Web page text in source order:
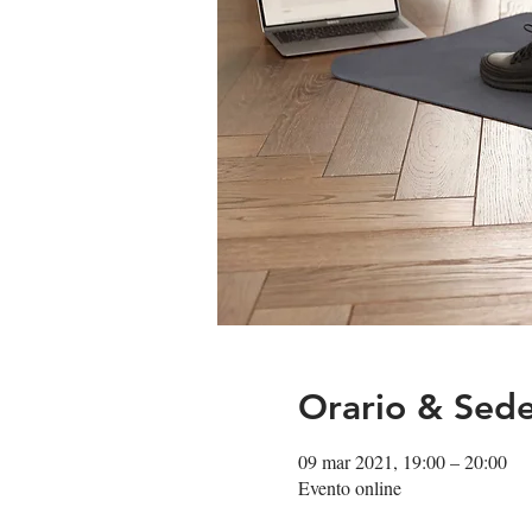
Orario &
09 mar 2021, 19:00 – 20:00
Evento online